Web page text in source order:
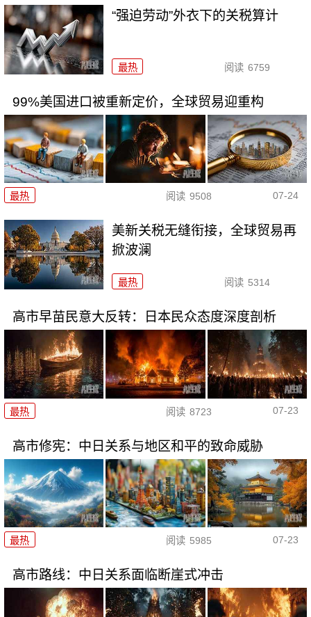
“强迫劳动”外衣下的关税算计
最热 阅读 6759
99%美国进口被重新定价，全球贸易迎重构
最热 阅读 9508 07-24
美新关税无缝衔接，全球贸易再
掀波澜
最热 阅读 5314
高市早苗民意大反转：日本民众态度深度剖析
最热 阅读 8723 07-23
高市修宪：中日关系与地区和平的致命威胁
最热 阅读 5985 07-23
高市路线：中日关系面临断崖式冲击